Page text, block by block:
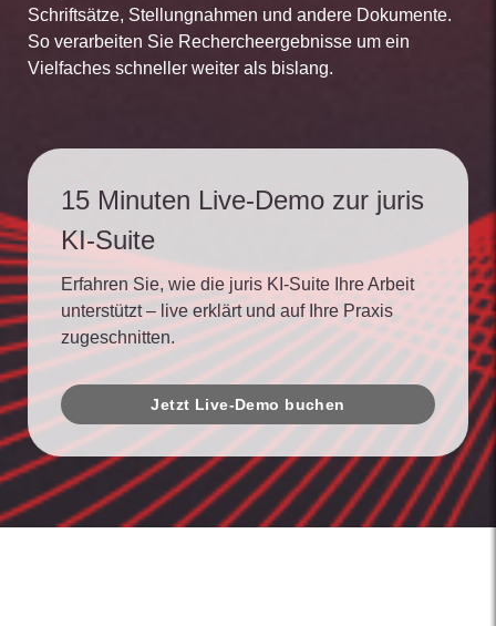
Schriftsätze, Stellungnahmen und andere Dokumente.
So verarbeiten Sie Rechercheergebnisse um ein
Vielfaches schneller weiter als bislang.
15 Minuten Live-Demo zur juris
KI-Suite
Erfahren Sie, wie die juris KI-Suite Ihre Arbeit
unterstützt – live erklärt und auf Ihre Praxis
zugeschnitten.
Jetzt Live-Demo buchen